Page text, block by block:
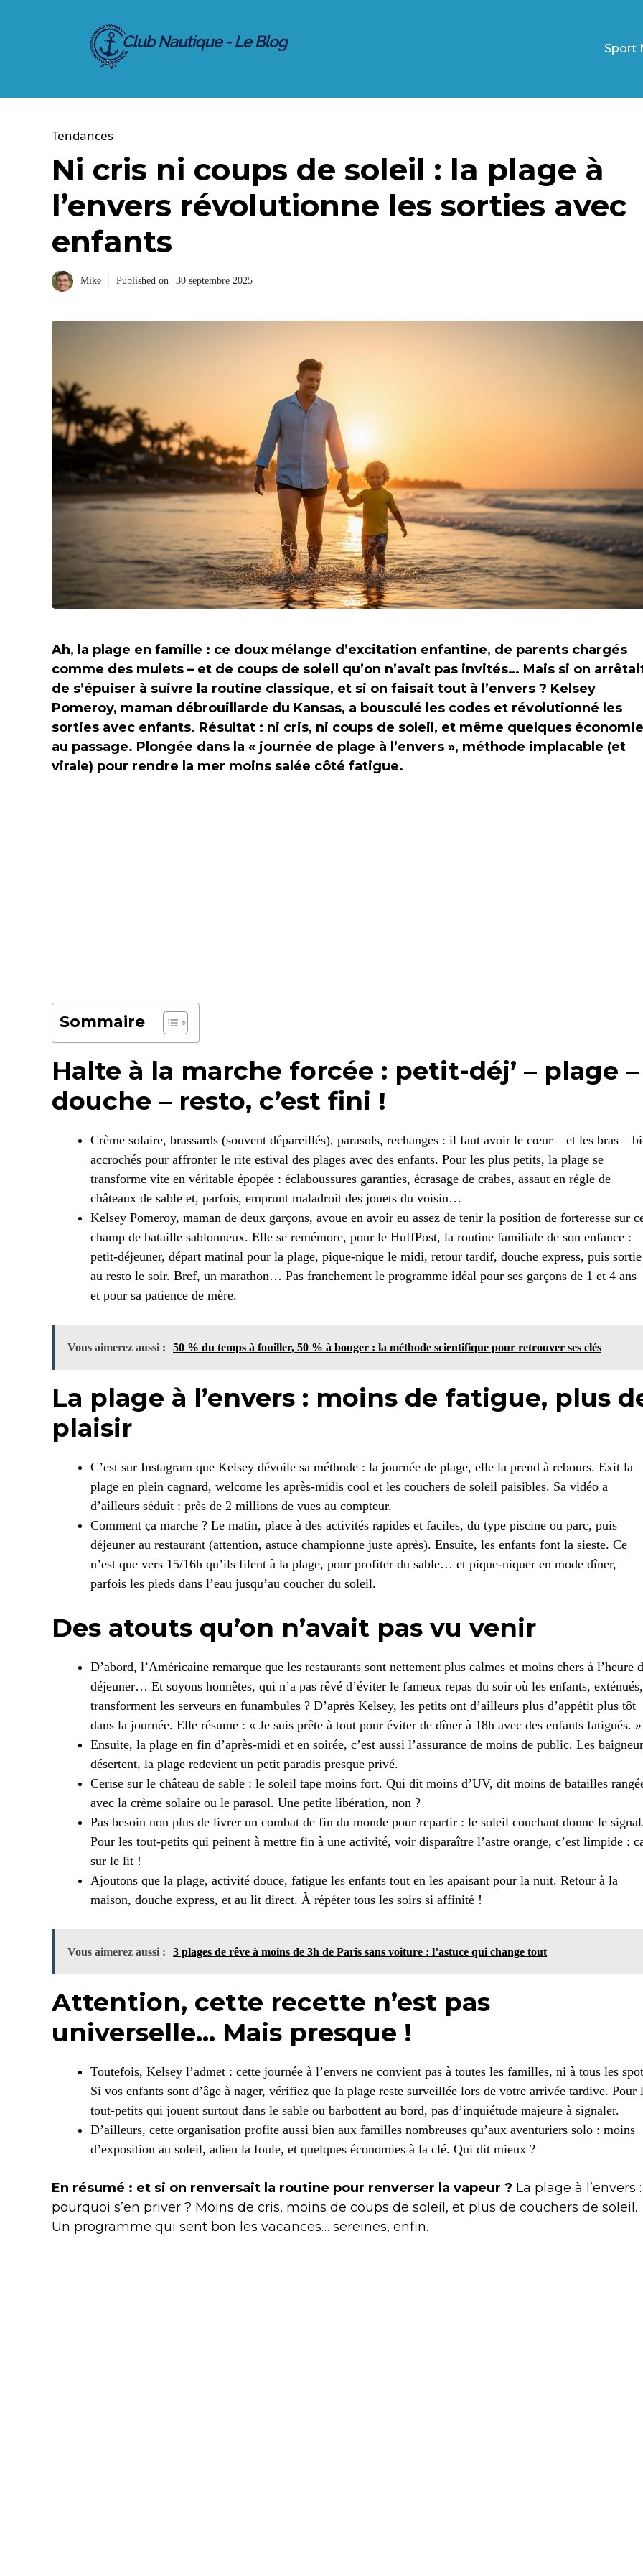
Sport
Tendances
Ni cris ni coups de soleil : la plage à
l’envers révolutionne les sorties avec
enfants
Mike Published on 30 septembre 2025
Ah, la plage en famille : ce doux mélange d’excitation enfantine, de parents chargés
comme des mulets – et de coups de soleil qu’on n’avait pas invités… Mais si on
de s’épuiser à suivre la routine classique, et si on faisait tout à l’envers ? Kelsey
Pomeroy, maman débrouillarde du Kansas, a bousculé les codes et révolutionné les
sorties avec enfants. Résultat : ni cris, ni coups de soleil, et même quelques
au passage. Plongée dans la « journée de plage à l’envers », méthode implacable (et
virale) pour rendre la mer moins salée côté fatigue.
Sommaire
Halte à la marche forcée : petit-déj’ – plage –
douche – resto, c’est fini !
Crème solaire, brassards (souvent dépareillés), parasols, rechanges : il faut avoir le cœur – et les bras –
accrochés pour affronter le rite estival des plages avec des enfants. Pour les plus petits, la plage se
transforme vite en véritable épopée : éclaboussures garanties, écrasage de crabes, assaut en règle de
châteaux de sable et, parfois, emprunt maladroit des jouets du voisin…
Kelsey Pomeroy, maman de deux garçons, avoue en avoir eu assez de tenir la position de forteresse sur
champ de bataille sablonneux. Elle se remémore, pour le HuffPost, la routine familiale de son enfance :
petit-déjeuner, départ matinal pour la plage, pique-nique le midi, retour tardif, douche express, puis sortie
au resto le soir. Bref, un marathon… Pas franchement le programme idéal pour ses garçons de 1 et 4 ans
et pour sa patience de mère.
Vous aimerez aussi : 50 % du temps à fouiller, 50 % à bouger : la méthode scientifique pour retrouver ses clés
La plage à l’envers : moins de fatigue, plus
plaisir
C’est sur Instagram que Kelsey dévoile sa méthode : la journée de plage, elle la prend à rebours. Exit la
plage en plein cagnard, welcome les après-midis cool et les couchers de soleil paisibles. Sa vidéo a
d’ailleurs séduit : près de 2 millions de vues au compteur.
Comment ça marche ? Le matin, place à des activités rapides et faciles, du type piscine ou parc, puis
déjeuner au restaurant (attention, astuce championne juste après). Ensuite, les enfants font la sieste. Ce
n’est que vers 15/16h qu’ils filent à la plage, pour profiter du sable… et pique-niquer en mode dîner,
parfois les pieds dans l’eau jusqu’au coucher du soleil.
Des atouts qu’on n’avait pas vu venir
D’abord, l’Américaine remarque que les restaurants sont nettement plus calmes et moins chers à l’heure
déjeuner… Et soyons honnêtes, qui n’a pas rêvé d’éviter le fameux repas du soir où les enfants, exténués,
transforment les serveurs en funambules ? D’après Kelsey, les petits ont d’ailleurs plus d’appétit plus tôt
dans la journée. Elle résume : « Je suis prête à tout pour éviter de dîner à 18h avec des enfants fatigués. »
Ensuite, la plage en fin d’après-midi et en soirée, c’est aussi l’assurance de moins de public. Les
désertent, la plage redevient un petit paradis presque privé.
Cerise sur le château de sable : le soleil tape moins fort. Qui dit moins d’UV, dit moins de batailles
avec la crème solaire ou le parasol. Une petite libération, non ?
Pas besoin non plus de livrer un combat de fin du monde pour repartir : le soleil couchant donne le
Pour les tout-petits qui peinent à mettre fin à une activité, voir disparaître l’astre orange, c’est limpide :
sur le lit !
Ajoutons que la plage, activité douce, fatigue les enfants tout en les apaisant pour la nuit. Retour à la
maison, douche express, et au lit direct. À répéter tous les soirs si affinité !
Vous aimerez aussi : 3 plages de rêve à moins de 3h de Paris sans voiture : l’astuce qui change tout
Attention, cette recette n’est pas
universelle… Mais presque !
Toutefois, Kelsey l’admet : cette journée à l’envers ne convient pas à toutes les familles, ni à tous les
Si vos enfants sont d’âge à nager, vérifiez que la plage reste surveillée lors de votre arrivée tardive. Pour
tout-petits qui jouent surtout dans le sable ou barbottent au bord, pas d’inquiétude majeure à signaler.
D’ailleurs, cette organisation profite aussi bien aux familles nombreuses qu’aux aventuriers solo : moins
d’exposition au soleil, adieu la foule, et quelques économies à la clé. Qui dit mieux ?
En résumé : et si on renversait la routine pour renverser la vapeur ? La plage à l’envers :
pourquoi s’en priver ? Moins de cris, moins de coups de soleil, et plus de couchers de soleil.
Un programme qui sent bon les vacances… sereines, enfin.